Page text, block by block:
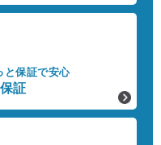
と保証で安心
証